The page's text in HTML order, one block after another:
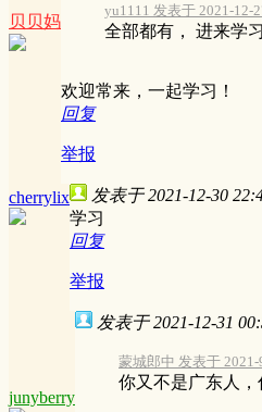
贝贝妈
yu1111 发表于 2021-12-
全部都有， 进来学
欢迎常来，一起学习！
回复
举报
cherrylix 发表于 2021-12-30
学习
回复
举报
junyberry
发表于 2021-12-31
蒙城郎中 发表于 2021-
你又不是广东人